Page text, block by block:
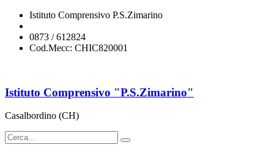
Istituto Comprensivo P.S.Zimarino
0873 / 612824
Cod.Mecc: CHIC820001
Istituto Comprensivo "P.S.Zimarino"
Casalbordino (CH)